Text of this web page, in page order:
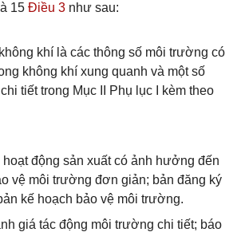
15 Điều 3 như sau:
khí là các thông số môi trường có
không khí xung quanh và một số
tiết trong Mục II Phụ lục I kèm theo
động sản xuất có ảnh hưởng đến
vệ môi trường đơn giản; bản đăng ký
kế hoạch bảo vệ môi trường.
giá tác động môi trường chi tiết; báo